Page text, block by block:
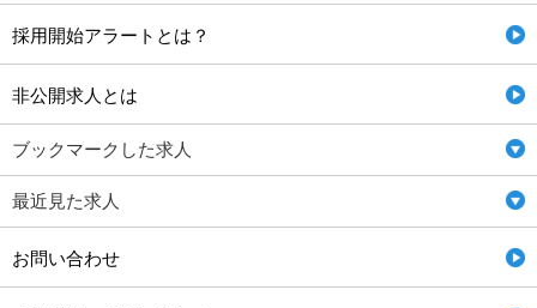
採用開始アラートとは？
非公開求人とは
ブックマークした求人
最近見た求人
お問い合わせ